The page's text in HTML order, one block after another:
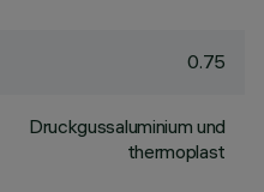
0.75
Druckgussaluminium und
thermoplast